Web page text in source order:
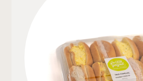
Restaurants